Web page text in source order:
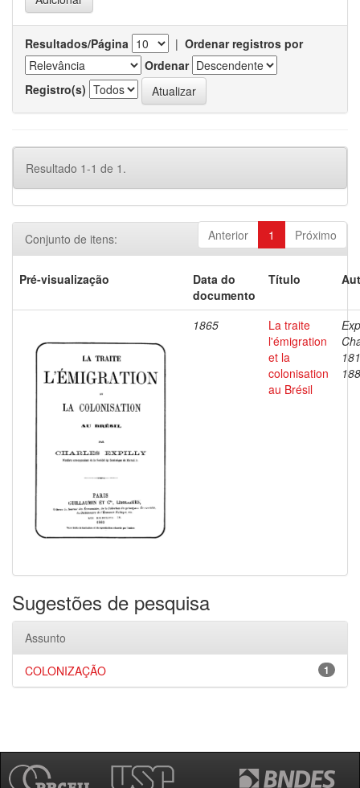
Resultados/Página | Ordenar registros por
Ordenar
Registro(s)
Resultado 1-1 de 1.
Anterior 1 Próximo
Conjunto de itens:
Pré-visualização
Data do
documento
Título
1865
La traite
l'émigration
et la
colonisation
au Brésil
Sugestões de pesquisa
Assunto
1
COLONIZAÇÃO